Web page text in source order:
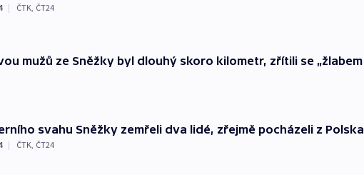
| ČTK, ČT24
mužů ze Sněžky byl dlouhý skoro kilometr, zřítili se „žlabem
svahu Sněžky zemřeli dva lidé, zřejmě pocházeli z Polska
| ČTK ČT24